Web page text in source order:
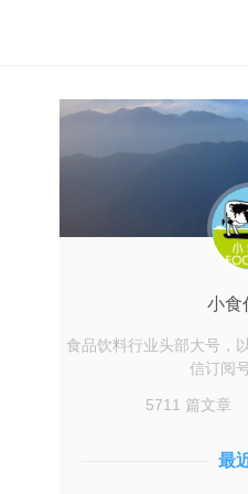
小食
食品饮料行业头部大号，
信订阅
5711 篇文章
最